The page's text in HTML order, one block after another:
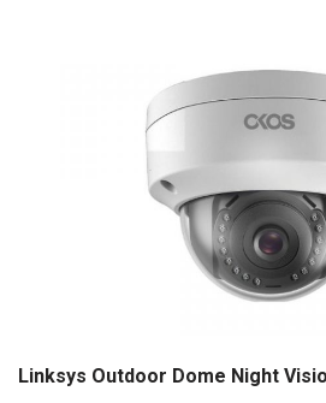
Linksys Outdoor Dome Night